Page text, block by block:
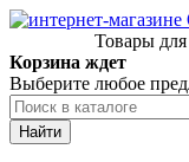
Товары
Корзина ждет
Выберите любое
Найти